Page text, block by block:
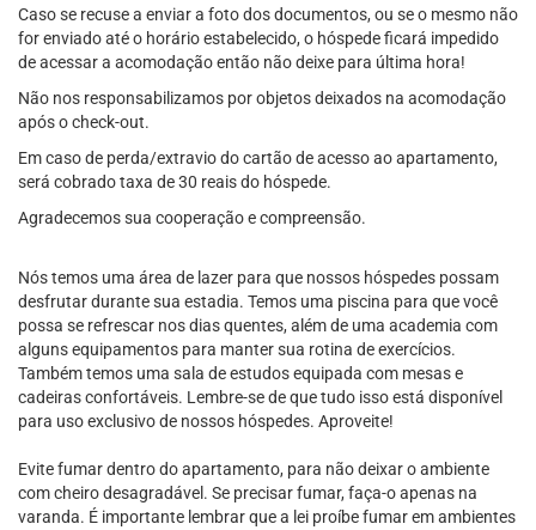
Caso se recuse a enviar a foto dos documentos, ou se o mesmo não
for enviado até o horário estabelecido, o hóspede ficará impedido
de acessar a acomodação então não deixe para última hora!
Não nos responsabilizamos por objetos deixados na acomodação
após o check-out.
Em caso de perda/extravio do cartão de acesso ao apartamento,
será cobrado taxa de 30 reais do hóspede.
Agradecemos sua cooperação e compreensão.
Nós temos uma área de lazer para que nossos hóspedes possam
desfrutar durante sua estadia. Temos uma piscina para que você
possa se refrescar nos dias quentes, além de uma academia com
alguns equipamentos para manter sua rotina de exercícios.
Também temos uma sala de estudos equipada com mesas e
cadeiras confortáveis. Lembre-se de que tudo isso está disponível
para uso exclusivo de nossos hóspedes. Aproveite!
Evite fumar dentro do apartamento, para não deixar o ambiente
com cheiro desagradável. Se precisar fumar, faça-o apenas na
varanda. É importante lembrar que a lei proíbe fumar em ambientes